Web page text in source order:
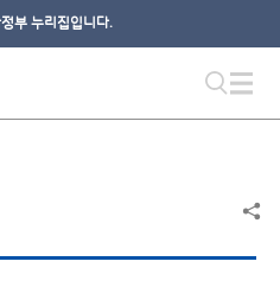
부 누리집입니다.